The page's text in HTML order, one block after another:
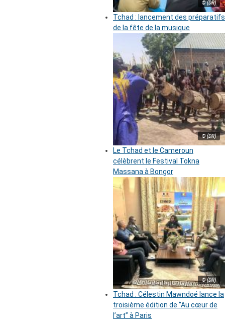
© (DR)
Tchad : lancement des préparatifs
de la fête de la musique
© (DR)
Le Tchad et le Cameroun
célèbrent le Festival Tokna
Massana à Bongor
© (DR)
Tchad : Célestin Mawndoé lance la
troisième édition de ‘’Au cœur de
l’art’’ à Paris